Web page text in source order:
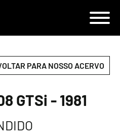
PARA NOSSO ACERVO
GTSi - 1981